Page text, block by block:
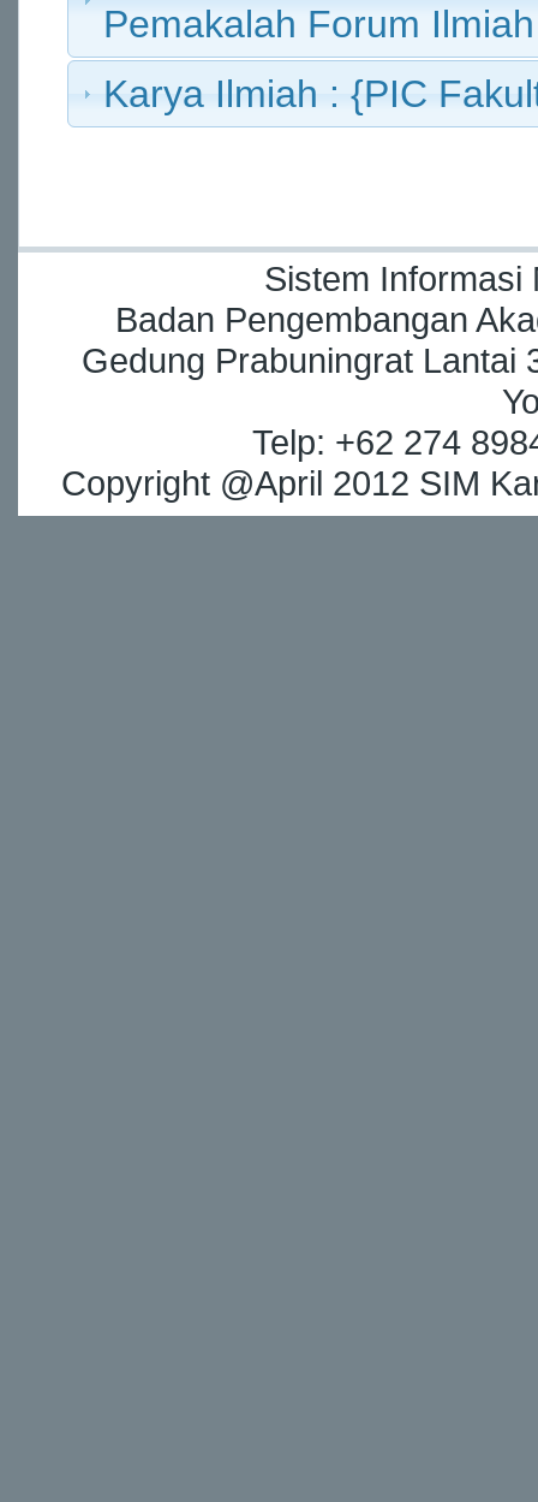
Pemakalah Forum Ilmiah
Karya Ilmiah : {PIC
Sistem Informasi
Badan Pengembangan
Gedung Prabuningrat Lantai
Telp: +62 274
Copyright @April 2012 SIM